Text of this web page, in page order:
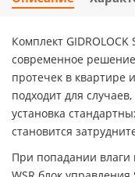
Комплект GIDROLOCK
современное
протечек в квартире
подходит для
установка
становится
При попадании влаги